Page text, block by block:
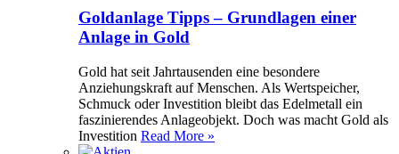
Goldanlage Tipps – Grundlagen einer
Anlage in Gold
Gold hat seit Jahrtausenden eine besondere
Anziehungskraft auf Menschen. Als Wertspeicher,
Schmuck oder Investition bleibt das Edelmetall ein
faszinierendes Anlageobjekt. Doch was macht Gold als
Investition Read More »